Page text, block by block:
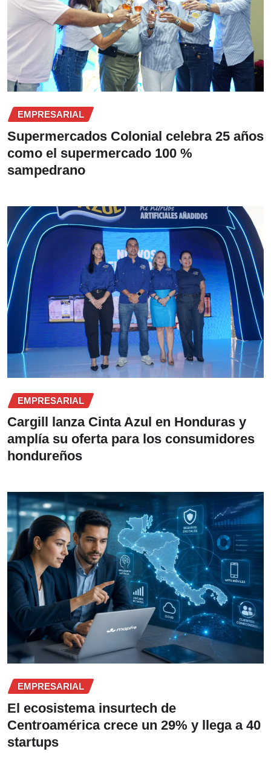
EMPRESARIAL
Supermercados Colonial celebra 25 años
como el supermercado 100 %
sampedrano
EMPRESARIAL
Cargill lanza Cinta Azul en Honduras y
amplía su oferta para los consumidores
hondureños
EMPRESARIAL
El ecosistema insurtech de
Centroamérica crece un 29% y llega a 40
startups